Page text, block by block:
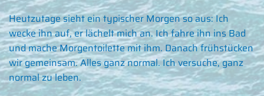
Heutzutage sieht ein typischer Morgen so aus: Ich
wecke ihn auf, er lächelt mich an. Ich fahre ihn ins Bad
und mache Morgentoilette mit ihm. Danach frühstücken
wir gemeinsam. Alles ganz normal. Ich versuche, ganz
normal zu leben.